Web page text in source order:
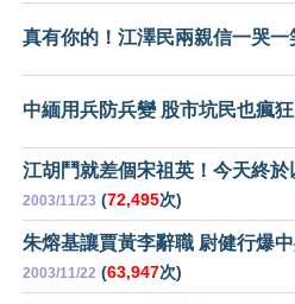
真有你的！江澤民兩親信一哭一
中緬用兵防兵變 股市坑民也瘋狂
江胡鬥就差個宋祖英！今天終於
2003/11/23 (72,495次)
朱熔基讓賈黃李辭職 尉健行爆
2003/11/22 (63,947次)